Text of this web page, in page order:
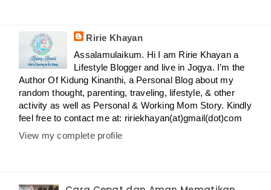
Ririe Khayan
Assalamulaikum. Hi I am Ririe Khayan a
Lifestyle Blogger and live in Jogya. I’m the
Author Of Kidung Kinanthi, a Personal Blog about my
random thought, parenting, traveling, lifestyle, & other
activity as well as Personal & Working Mom Story. Kindly
feel free to contact me at: ririekhayan(at)gmail(dot)com
View my complete profile